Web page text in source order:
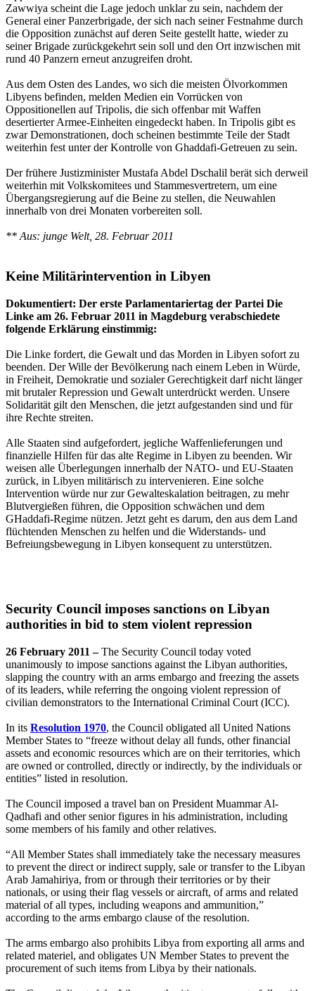
Zawwiya scheint die Lage jedoch unklar zu sein, nachdem der
General einer Panzerbrigade, der sich nach seiner Festnahme durch
die Opposition zunächst auf deren Seite gestellt hatte, wieder zu
seiner Brigade zurückgekehrt sein soll und den Ort inzwischen mit
rund 40 Panzern erneut anzugreifen droht.
Aus dem Osten des Landes, wo sich die meisten Ölvorkommen
Libyens befinden, melden Medien ein Vorrücken von
Oppositionellen auf Tripolis, die sich offenbar mit Waffen
desertierter Armee-Einheiten eingedeckt haben. In Tripolis gibt es
zwar Demonstrationen, doch scheinen bestimmte Teile der Stadt
weiterhin fest unter der Kontrolle von Ghaddafi-Getreuen zu sein.
Der frühere Justizminister Mustafa Abdel Dschalil berät sich derweil
weiterhin mit Volkskomitees und Stammesvertretern, um eine
Übergangsregierung auf die Beine zu stellen, die Neuwahlen
innerhalb von drei Monaten vorbereiten soll.
** Aus: junge Welt, 28. Februar 2011
Keine Militärintervention in Libyen
Dokumentiert: Der erste Parlamentariertag der Partei Die
Linke am 26. Februar 2011 in Magdeburg verabschiedete
folgende Erklärung einstimmig:
Die Linke fordert, die Gewalt und das Morden in Libyen sofort zu
beenden. Der Wille der Bevölkerung nach einem Leben in Würde,
in Freiheit, Demokratie und sozialer Gerechtigkeit darf nicht länger
mit brutaler Repression und Gewalt unterdrückt werden. Unsere
Solidarität gilt den Menschen, die jetzt aufgestanden sind und für
ihre Rechte streiten.
Alle Staaten sind aufgefordert, jegliche Waffenlieferungen und
finanzielle Hilfen für das alte Regime in Libyen zu beenden. Wir
weisen alle Überlegungen innerhalb der NATO- und EU-Staaten
zurück, in Libyen militärisch zu intervenieren. Eine solche
Intervention würde nur zur Gewalteskalation beitragen, zu mehr
Blutvergießen führen, die Opposition schwächen und dem
GHaddafi-Regime nützen. Jetzt geht es darum, den aus dem Land
flüchtenden Menschen zu helfen und die Widerstands- und
Befreiungsbewegung in Libyen konsequent zu unterstützen.
Security Council imposes sanctions on Libyan
authorities in bid to stem violent repression
26 February 2011 –The Security Council today voted
unanimously to impose sanctions against the Libyan authorities,
slapping the country with an arms embargo and freezing the assets
of its leaders, while referring the ongoing violent repression of
civilian demonstrators to the International Criminal Court (ICC).
In its Resolution 1970, the Council obligated all United Nations
Member States to “freeze without delay all funds, other financial
assets and economic resources which are on their territories, which
are owned or controlled, directly or indirectly, by the individuals or
entities” listed in resolution.
The Council imposed a travel ban on President Muammar Al-
Qadhafi and other senior figures in his administration, including
some members of his family and other relatives.
“All Member States shall immediately take the necessary measures
to prevent the direct or indirect supply, sale or transfer to the Libyan
Arab Jamahiriya, from or through their territories or by their
nationals, or using their flag vessels or aircraft, of arms and related
material of all types, including weapons and ammunition,”
according to the arms embargo clause of the resolution.
The arms embargo also prohibits Libya from exporting all arms and
related materiel, and obligates UN Member States to prevent the
procurement of such items from Libya by their nationals.